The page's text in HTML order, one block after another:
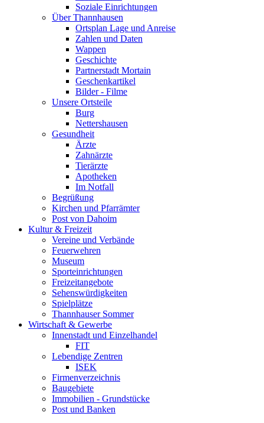
Soziale Einrichtungen
Über Thannhausen
Ortsplan Lage und Anreise
Zahlen und Daten
Wappen
Geschichte
Partnerstadt Mortain
Geschenkartikel
Bilder - Filme
Unsere Ortsteile
Burg
Nettershausen
Gesundheit
Ärzte
Zahnärzte
Tierärzte
Apotheken
Im Notfall
Begrüßung
Kirchen und Pfarrämter
Post von Dahoim
Kultur & Freizeit
Vereine und Verbände
Feuerwehren
Museum
Sporteinrichtungen
Freizeitangebote
Sehenswürdigkeiten
Spielplätze
Thannhauser Sommer
Wirtschaft & Gewerbe
Innenstadt und Einzelhandel
FIT
Lebendige Zentren
ISEK
Firmenverzeichnis
Baugebiete
Immobilien - Grundstücke
Post und Banken